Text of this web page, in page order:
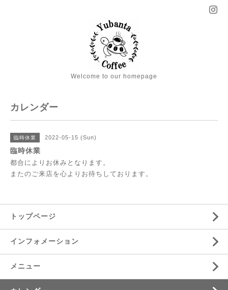
Welcome to our homepage
カレンダー
臨時休業 2022-05-15 (Sun)
臨時休業
都合によりお休みとなります。
またのご来店を心よりお待ちしております。
トップページ
インフォメーション
メニュー